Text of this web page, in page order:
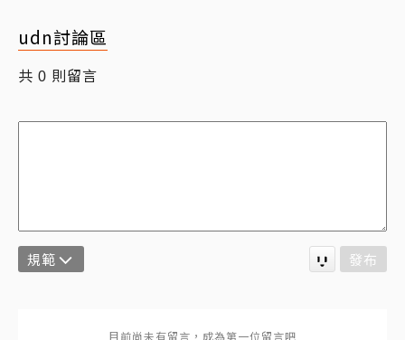
udn討論區
共 0 則留言
規範 發布